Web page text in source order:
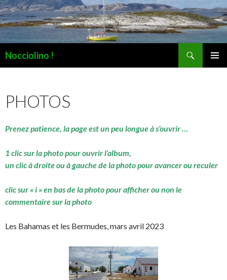
Nocciolino !
PHOTOS
Prenez patience, la page est un peu longue à s’ouvrir …
1 clic sur la photo pour ouvrir l’album,
un clic à droite ou à gauche de la photo pour avancer ou reculer
clic sur « i » en bas de la photo pour afficher ou non le
commentaire sur la photo
Les Bahamas et les Bermudes, mars avril 2023